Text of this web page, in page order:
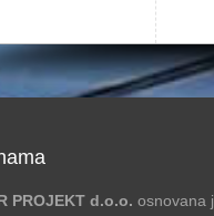
PROJEKT d.o.o. osnovana